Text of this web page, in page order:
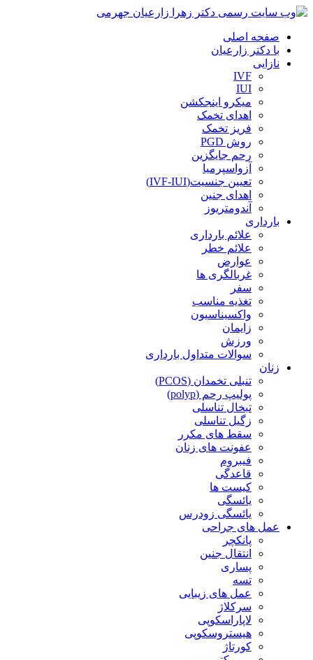
صفحه اصلی
با دکتر زارعیان
نازایی
IVF
IUI
میکرو اینجکشن
اهدای تخمک
فریز تخمک
روش PGD
رحم جایگزین
آزواسپرمیا
تعیین جنسیت(IVF-IUI)
اهدای جنین
آندومتریوز
بارداری
علائم بارداری
علائم خطر
عوارض
غربالگری ها
سفر
تغذیه مناسب
واکسیناسیون
زایمان
ورزش
سوالات متداول بارداری
زنان
تنبلی تخمدان (PCOS)
پولیپ رحم (polyp)
تبخال تناسلی
زگیل تناسلی
سقط های مکرر
عفونت های زنان
فیبروم
قاعدگی
کیست ها
یائسگی
یائسگی زودرس
عمل های جراحی
پانکچر
انتقال جنین
پساری
تسه
عمل های زیبایی
سرکلاژ
لاپاراسکوپی
هیستروسکوپی
کورتاژ